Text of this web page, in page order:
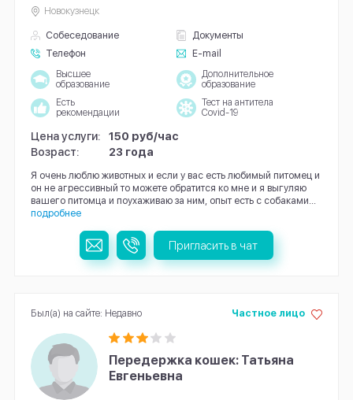
Собеседование
Документы
Телефон
E-mail
Новокузнецк
Высшее
образование
Дополнительное
образование
Есть
рекомендации
Тест на антитела
Covid-19
Цена услуги:
150 руб/час
Возраст:
23 года
Я очень люблю животных и если у вас есть любимый питомец и
он не агрессивный то можете обратится ко мне и я выгуляю
вашего питомца и поухаживаю за ним, опыт есть с собаками...
подробнее
Пригласить в чат
Передержка кошек: Татьяна
Евгеньевна
Частное лицо
Был(а) на сайте: Недавно